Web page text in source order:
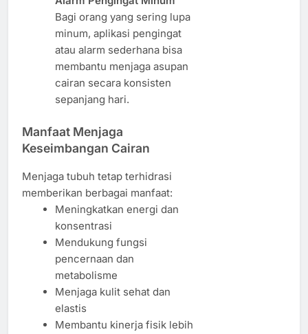
Bagi orang yang sering lupa
minum, aplikasi pengingat
atau alarm sederhana bisa
membantu menjaga asupan
cairan secara konsisten
sepanjang hari.
Manfaat Menjaga
Keseimbangan Cairan
Menjaga tubuh tetap terhidrasi
memberikan berbagai manfaat:
Meningkatkan energi dan
konsentrasi
Mendukung fungsi
pencernaan dan
metabolisme
Menjaga kulit sehat dan
elastis
Membantu kinerja fisik lebih